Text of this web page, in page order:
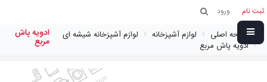
ثبت نام ورود
صفحه اصلی لوازم آشپزخانه
لوازم آشپزخانه شیشه ای
ادويه پاش مربع
ادويه پاش
مربع